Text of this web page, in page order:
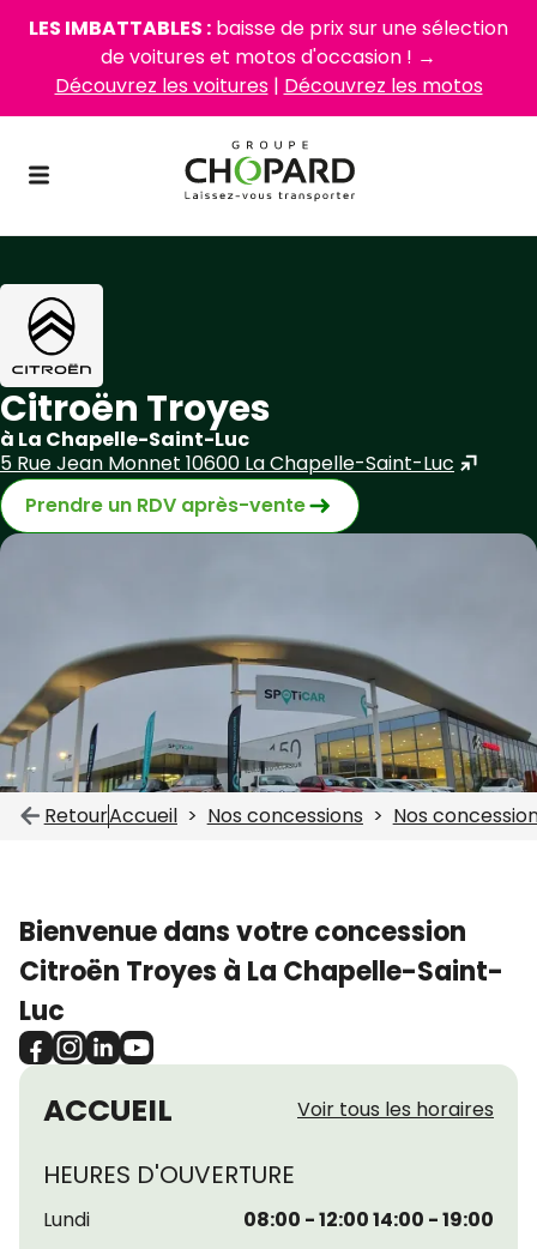
LES IMBATTABLES : baisse de prix sur une sélection
de voitures et motos d'occasion ! →
Découvrez les voitures| Découvrez les motos
Citroën Troyes
à La Chapelle-Saint-Luc
5 Rue Jean Monnet 10600 La Chapelle-Saint-Luc
Prendre un RDV après-vente
RetourAccueil Nos concessions Nos
Bienvenue dans votre concession
Citroën Troyes à La Chapelle-Saint-
Luc
ACCUEIL Voir tous les horaires
HEURES D'OUVERTURE
Lundi
08:00 - 12:00 14:00 - 19:00